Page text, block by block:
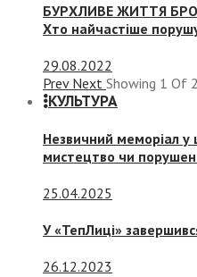
БУРХЛИВЕ ЖИТТЯ
Хто найчастіше
29.08.2022
Prev Next Showing 1 Of
КУЛЬТУРА
Незвичний меморіал у
мистецтво чи
25.04.2025
У «ТепЛиці»
26.12.2023